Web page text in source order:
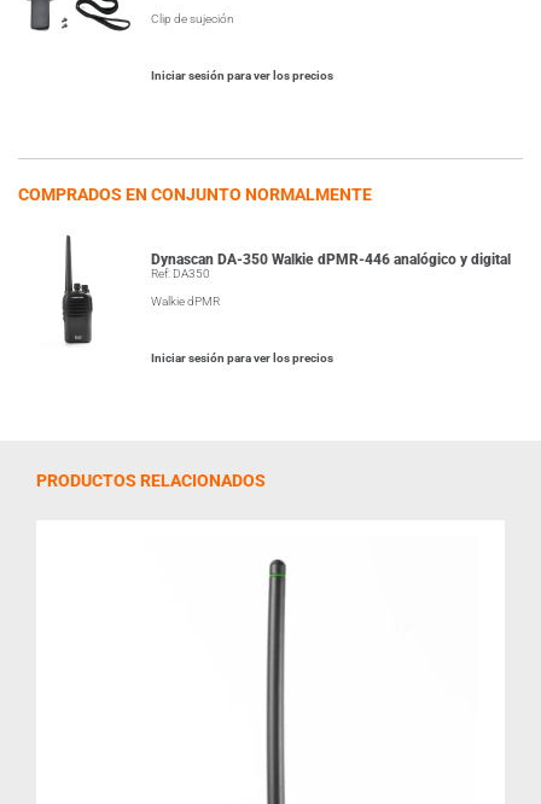
Clip de sujeción
Iniciar sesión para ver los precios
COMPRADOS EN CONJUNTO NORMALMENTE
Dynascan DA-350 Walkie dPMR-446 analógico y digital
Ref: DA350
Walkie dPMR
Iniciar sesión para ver los precios
PRODUCTOS RELACIONADOS